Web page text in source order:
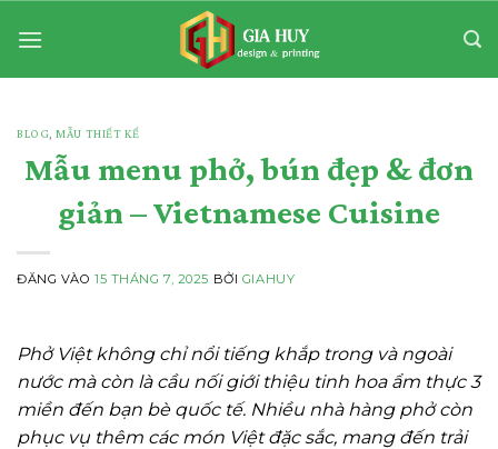
qua
BLOG ,MẪU THIẾT KẾ
Mẫu menu phở, bún đẹp & đơn
giản – Vietnamese Cuisine
ĐĂNG VÀO15 THÁNG 7, 2025 BỞI GIAHUY
Phở Việt không chỉ nổi tiếng khắp trong và ngoài
nước mà còn là cầu nối giới thiệu tinh hoa ẩm thực 3
miền đến bạn bè quốc tế. Nhiều nhà hàng phở còn
phục vụ thêm các món Việt đặc sắc, mang đến trải